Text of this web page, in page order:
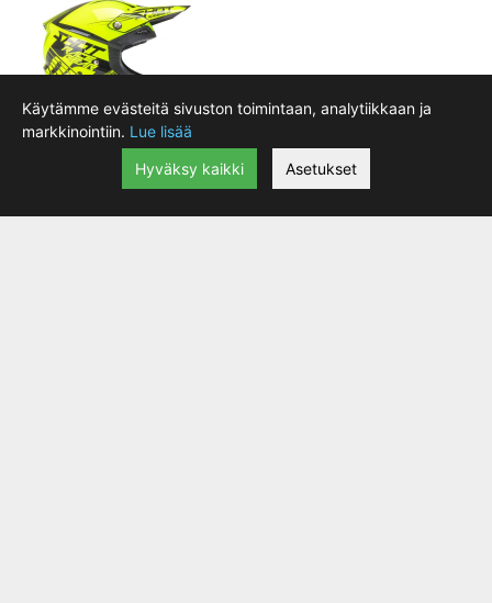
Käytämme evästeitä sivuston toimintaan, analytiikkaan ja
markkinointiin. Lue lisää
Hyväksy kaikki
Asetukset
109.02 €
Shot Furios Claw Aikuisten Neon Keltainen|